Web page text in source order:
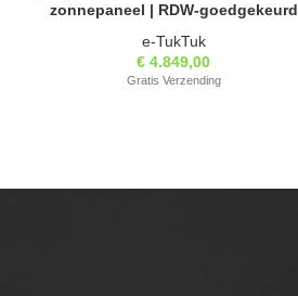
zonnepaneel | RDW‑goedgekeurd
e-TukTuk
€ 4.849,00
Gratis Verzending